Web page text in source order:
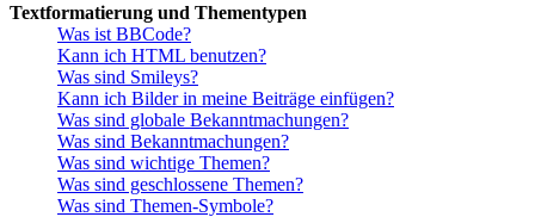
Textformatierung und Thementypen
Was ist BBCode?
Kann ich HTML benutzen?
Was sind Smileys?
Kann ich Bilder in meine Beiträge einfügen?
Was sind globale Bekanntmachungen?
Was sind Bekanntmachungen?
Was sind wichtige Themen?
Was sind geschlossene Themen?
Was sind Themen-Symbole?